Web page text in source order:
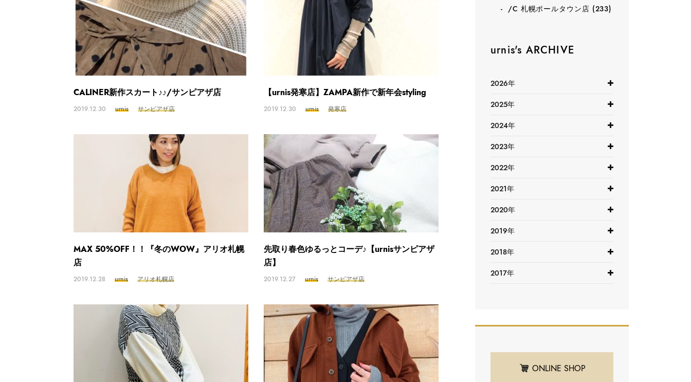
CALINER新作スカート♪♪/サンピアザ店
2019.12.30 urnis サンピアザ店
【urnis発寒店】ZAMPA新作で新年会styling
2019.12.30 urnis 発寒店
MAX 50%OFF！！『冬のWOW』アリオ札幌
店
2019.12.28 urnis アリオ札幌店
先取り春色ゆるっとコーデ♪【urnisサンピアザ
店】
2019.12.27 urnis サンピアザ店
/C 札幌ポールタウン店 (233)
urnis's ARCHIVE
2026年
2025年
2024年
2023年
2022年
2021年
2020年
2019年
2018年
2017年
ONLINE SHOP